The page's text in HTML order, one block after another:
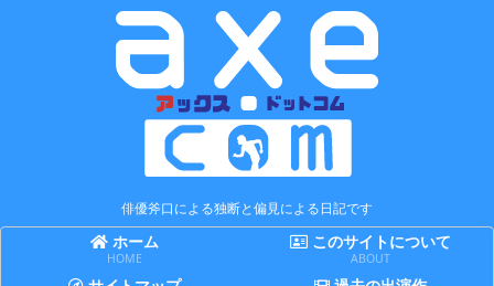
俳優斧口による独断と偏見による日記です
ホーム
HOME
このサイトについて
ABOUT